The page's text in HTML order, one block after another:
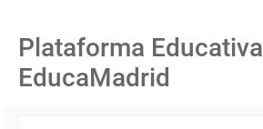
Plataforma Educativa
EducaMadrid